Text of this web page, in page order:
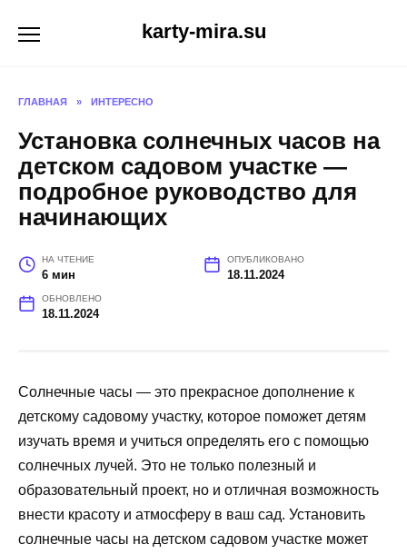
karty-mira.su
ГЛАВНАЯ » ИНТЕРЕСНО
Установка солнечных часов на
детском садовом участке —
подробное руководство для
начинающих
НА ЧТЕНИЕ
6 мин
ОПУБЛИКОВАНО
18.11.2024
ОБНОВЛЕНО
18.11.2024
Солнечные часы — это прекрасное дополнение к
детскому садовому участку, которое поможет детям
изучать время и учиться определять его с помощью
солнечных лучей. Это не только полезный и
образовательный проект, но и отличная возможность
внести красоту и атмосферу в ваш сад. Установить
солнечные часы на детском садовом участке может